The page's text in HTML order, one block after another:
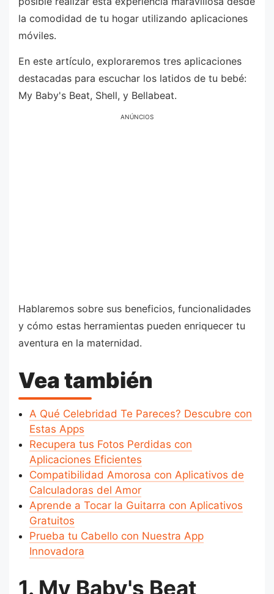
la comodidad de tu hogar utilizando aplicaciones
móviles.
En este artículo, exploraremos tres aplicaciones
destacadas para escuchar los latidos de tu bebé:
My Baby's Beat, Shell, y Bellabeat.
ANÚNCIOS
Hablaremos sobre sus beneficios, funcionalidades
y cómo estas herramientas pueden enriquecer tu
aventura en la maternidad.
Vea también
A Qué Celebridad Te Pareces? Descubre con
Estas Apps
Recupera tus Fotos Perdidas con
Aplicaciones Eficientes
Compatibilidad Amorosa con Aplicativos de
Calculadoras del Amor
Aprende a Tocar la Guitarra con Aplicativos
Gratuitos
Prueba tu Cabello con Nuestra App
Innovadora
1. My Baby's Beat